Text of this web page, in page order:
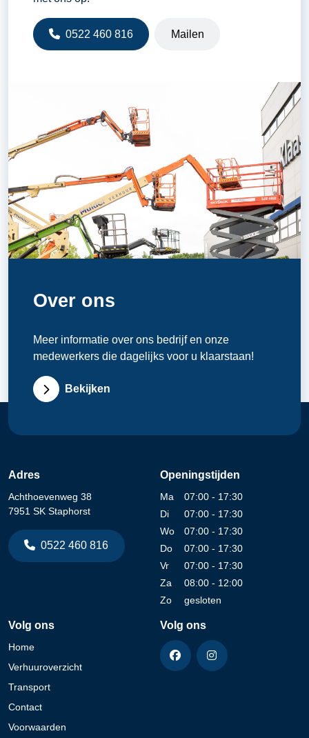
0522 460 816 Mailen
Over ons
Meer informatie over ons bedrijf en onze
medewerkers die dagelijks voor u klaarstaan!
Bekijken
Adres
Achthoevenweg 38
7951 SK Staphorst
0522 460 816
Openingstijden
Ma
07:00 - 17:30
Di
07:00 - 17:30
Wo
07:00 - 17:30
Do
07:00 - 17:30
Vr
07:00 - 17:30
Za
08:00 - 12:00
Zo
gesloten
Volg ons
Home
Verhuuroverzicht
Transport
Contact
Voorwaarden
Volg ons